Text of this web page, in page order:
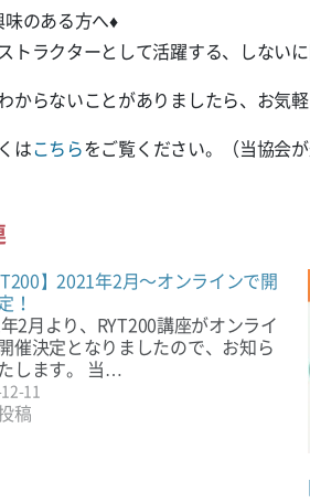
味のある方へ♦️
トラクターとして活躍する、しない
からないことがありましたら、お気
はこちらをご覧ください。（当協会
】2021年2月〜オンラインで開
！
2月より、RYT200講座がオンライ
催決定となりましたので、お知ら
します。 当…
11
稿